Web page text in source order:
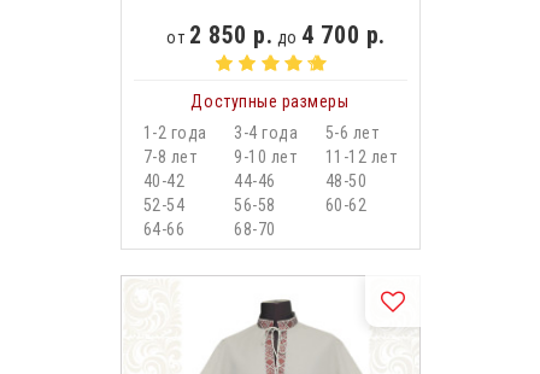
от 2 850 р. до 4 700 р.
Доступные размеры
1-2 года
3-4 года
5-6 лет
7-8 лет
9-10 лет
11-12 лет
40-42
44-46
48-50
52-54
56-58
60-62
64-66
68-70